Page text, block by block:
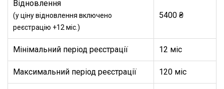
Відновлення
(у ціну відновлення включено
реєстрацію +12 міс.)
5400 ₴
Мінімальний період реєстрації 12 міс
Максимальний період реєстрації 120 міс